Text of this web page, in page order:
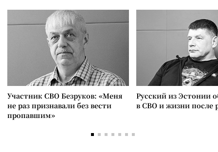
Участник СВО Безруков: «Меня
не раз признавали без вести
пропавшим»
Русский из Эстонии
в СВО и жизни после